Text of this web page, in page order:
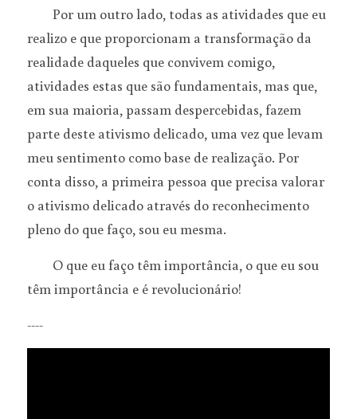
realizo e que proporcionam a transformação da
realidade daqueles que convivem comigo,
atividades estas que são fundamentais, mas que,
em sua maioria, passam despercebidas, fazem
parte deste ativismo delicado, uma vez que levam
meu sentimento como base de realização. Por
conta disso, a primeira pessoa que precisa valorar
o ativismo delicado através do reconhecimento
pleno do que faço, sou eu mesma.
têm importância e é revolucionário!
----